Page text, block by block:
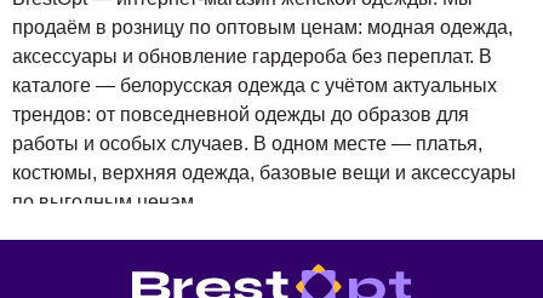
продаём в розницу по оптовым ценам: модная одежда,
аксессуары и обновление гардероба без переплат. В
каталоге — белорусская одежда с учётом актуальных
трендов: от повседневной одежды до образов для
работы и особых случаев. В одном месте — платья,
костюмы, верхняя одежда, базовые вещи и аксессуары
по выгодным ценам.